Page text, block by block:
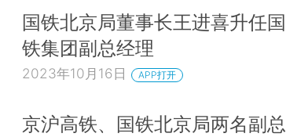
国铁北京局董事长王进喜升任国
铁集团副总经理
2023年10月16日 APP打开
京沪高铁、国铁北京局两名副总